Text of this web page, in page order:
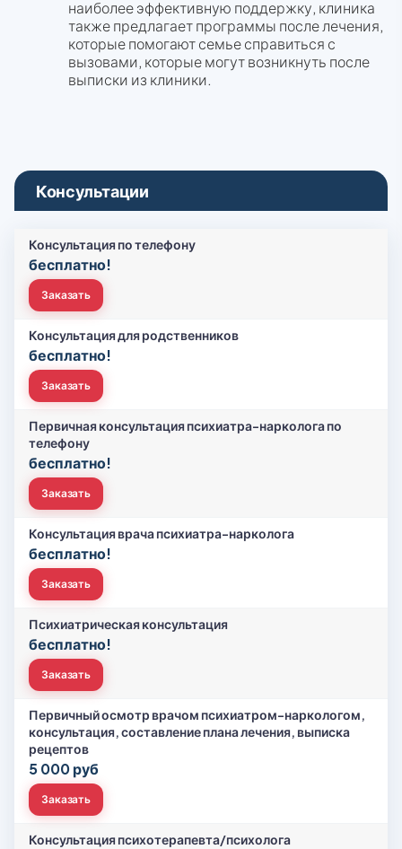
наиболее эффективную поддержку, клиника
также предлагает программы после лечения,
которые помогают семье справиться с
вызовами, которые могут возникнуть после
выписки из клиники.
Консультации
Консультация по телефону
бесплатно!
Заказать
Консультация для родственников
бесплатно!
Заказать
Первичная консультация психиатра-нарколога по
телефону
бесплатно!
Заказать
Консультация врача психиатра-нарколога
бесплатно!
Заказать
Психиатрическая консультация
бесплатно!
Заказать
Первичный осмотр врачом психиатром-наркологом,
консультация, составление плана лечения, выписка
рецептов
5 000 руб
Заказать
Консультация психотерапевта/психолога